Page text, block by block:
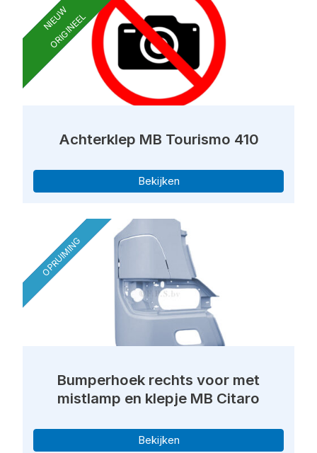
NIEUW
ORIGINEEL
Achterklep MB Tourismo 410
Bekijken
OPRUIMING
Bumperhoek rechts voor met
mistlamp en klepje MB Citaro
Bekijken